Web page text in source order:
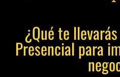
¿Qué te
Presencial para